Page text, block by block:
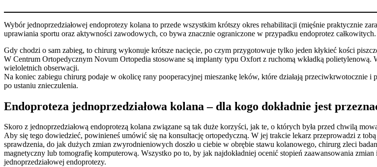
Wybór jednoprzedziałowej endoprotezy kolana to przede wszystkim krótszy okres rehabilitacji (mięśnie praktycznie
uprawiania sportu oraz aktywności zawodowych, co bywa znacznie ograniczone w przypadku endoprotez całkowitych.
Gdy chodzi o sam zabieg, to chirurg wykonuje krótsze nacięcie, po czym przygotowuje tylko jeden kłykieć kości
W Centrum Ortopedycznym Novum Ortopedia stosowane są implanty typu Oxfort z ruchomą wkładką
wieloletnich obserwacji.
Na koniec zabiegu chirurg podaje w okolicę rany pooperacyjnej mieszankę leków, które działają
po ustaniu znieczulenia.
Endoproteza jednoprzedziałowa kolana – dla kogo dokładnie jest
Skoro z jednoprzedziałową endoprotezą kolana związane są tak duże korzyści, jak te, o których była przed chwilą
Aby się tego dowiedzieć, powinieneś umówić się na konsultację ortopedyczną. W jej trakcie lekarz przeprowadzi z
sprawdzenia, do jak dużych zmian zwyrodnieniowych doszło u ciebie w obrębie stawu kolanowego, chirurg zleci
magnetyczny lub tomografię komputerową. Wszystko po to, by jak najdokładniej ocenić stopień zaawansowania
jednoprzedziałowej endoprotezy.